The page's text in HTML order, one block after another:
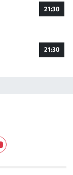
21:30
21:30